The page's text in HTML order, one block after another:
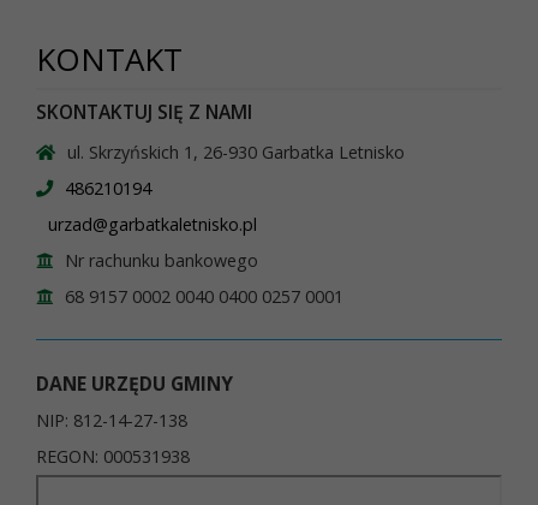
KONTAKT
SKONTAKTUJ SIĘ Z NAMI
ul. Skrzyńskich 1, 26-930 Garbatka Letnisko
486210194
urzad@garbatkaletnisko.pl
Nr rachunku bankowego
68 9157 0002 0040 0400 0257 0001
DANE URZĘDU GMINY
NIP: 812-14-27-138
REGON: 000531938